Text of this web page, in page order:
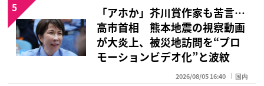
「アホか」芥川賞作家も苦言…
高市首相 熊本地震の視察動画
が大炎上、被災地訪問を“プロ
モーションビデオ化”と波紋
2026/08/05 16:40 国内
5